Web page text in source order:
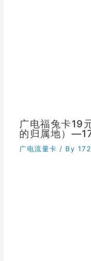
广电福兔卡19
的归属地）
广电流量卡 / By